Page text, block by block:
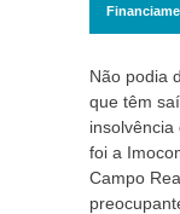
Não podia
que têm
foi a
Campo